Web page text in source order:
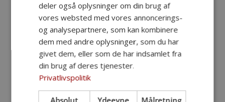
deler også oplysninger om din brug af
vores websted med vores annoncerings-
og analysepartnere, som kan kombinere
dem med andre oplysninger, som du har
givet dem, eller som de har indsamlet fra
din brug af deres tjenester.
Privatlivspolitik
Absolut Ydeevne Målretning